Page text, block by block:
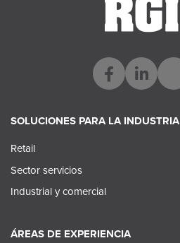
SOLUCIONES PARA LA INDUSTRIA
Retail
Sector servicios
Industrial y comercial
ÁREAS DE EXPERIENCIA